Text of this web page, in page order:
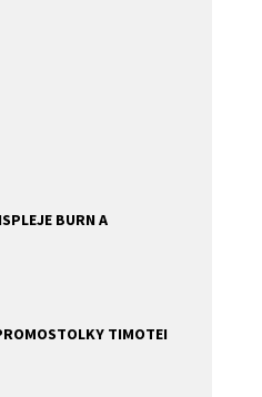
BURN A
TIMOTEI